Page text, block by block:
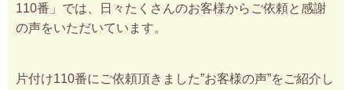
110番」では、日々たくさんのお客様からご依頼と感謝
の声をいただいています。
片付け110番にご依頼頂きました”お客様の声”をご紹介し